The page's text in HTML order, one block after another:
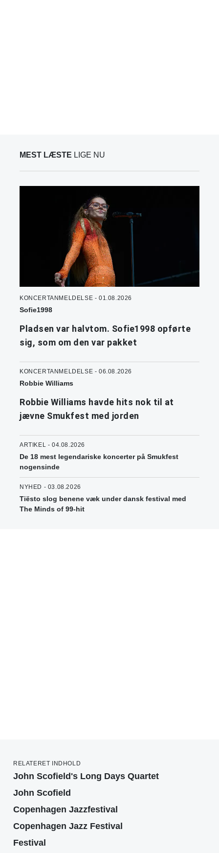
MEST LÆSTE LIGE NU
KONCERTANMELDELSE - 01.08.2026
Sofie1998
Pladsen var halvtom. Sofie1998 opførte
sig, som om den var pakket
KONCERTANMELDELSE - 06.08.2026
Robbie Williams
Robbie Williams havde hits nok til at
jævne Smukfest med jorden
ARTIKEL - 04.08.2026
De 18 mest legendariske koncerter på Smukfest
nogensinde
NYHED - 03.08.2026
Tiësto slog benene væk under dansk festival med
The Minds of 99-hit
RELATERET INDHOLD
John Scofield's Long Days Quartet
John Scofield
Copenhagen Jazzfestival
Copenhagen Jazz Festival
Festival